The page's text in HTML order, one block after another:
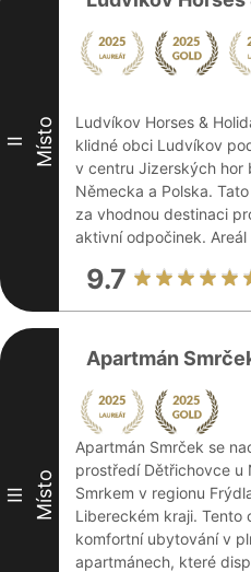
II Místo
Ludvíkov Horses &
klidné obci Ludvíkov
v centru Jizerských hor
Německa a Polska.
za vhodnou destinaci
aktivní odpočinek. Areál
9.7
III Místo
Apartmán
Apartmán Smrček se
prostředí Dětřichovce u
Smrkem v regionu
Libereckém kraji. Tento
komfortní ubytování v
apartmánech, které